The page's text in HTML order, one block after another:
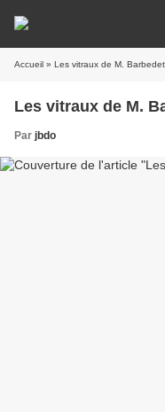
Accueil » Les vitraux de M.
Les vitraux de M.
Par jbdo